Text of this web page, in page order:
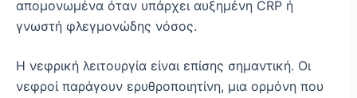
απομονωμένα όταν υπάρχει αυξημένη CRP ή
γνωστή φλεγμονώδης νόσος.
Η νεφρική λειτουργία είναι επίσης σημαντική. Οι
νεφροί παράγουν ερυθροποιητίνη, μια ορμόνη που